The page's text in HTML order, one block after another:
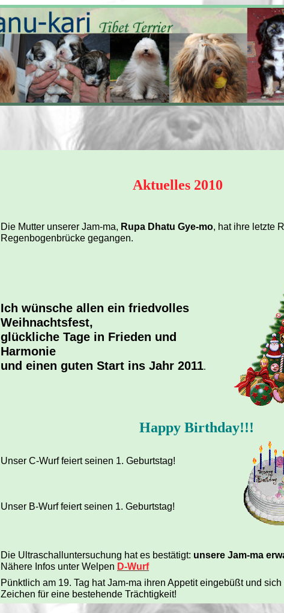
Aktuelles 2010
Die Mutter unserer Jam-ma, Rupa Dhatu Gye-mo, hat ihre letzte
Regenbogenbrücke gegangen.
Ich wünsche allen ein friedvolles
Weihnachtsfest,
glückliche Tage in Frieden und
Harmonie
und einen guten Start ins Jahr 2011.
Happy Birthday!!!
Unser C-Wurf feiert seinen 1. Geburtstag!
Unser B-Wurf feiert seinen 1. Geburtstag!
Die Ultraschalluntersuchung hat es bestätigt: unsere Jam-ma
Nähere Infos unter Welpen D-Wurf
Pünktlich am 19. Tag hat Jam-ma ihren Appetit eingebüßt und
Zeichen für eine bestehende Trächtigkeit!